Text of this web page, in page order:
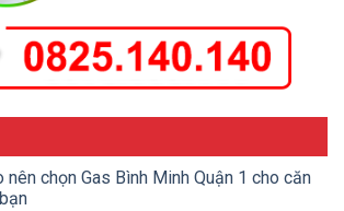
nên chọn Gas Bình Minh Quận 1 cho căn